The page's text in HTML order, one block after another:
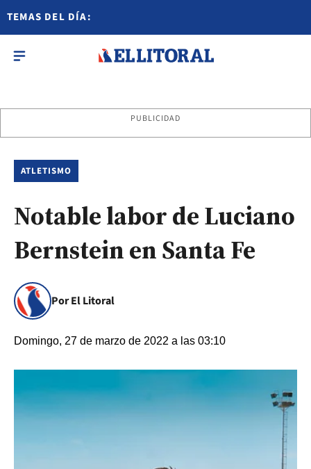
TEMAS DEL DÍA:
PUBLICIDAD
ATLETISMO
Notable labor de Luciano
Bernstein en Santa Fe
Por El Litoral
Domingo, 27 de marzo de 2022 a las 03:10